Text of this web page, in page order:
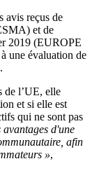
avis reçus de
et de
2019 (EUROPE
une évaluation de
de l’UE, elle
et si elle est
qui ne sont pas
avantages d'une
afin
»,